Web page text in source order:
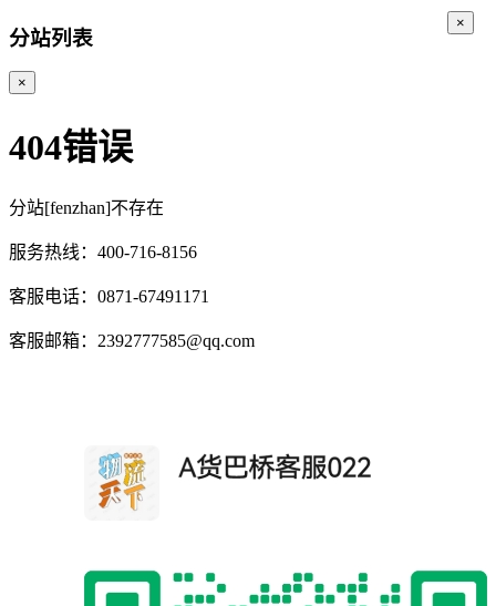
分站列表
×
404错误
分站[fenzhan]不存在
服务热线：400-716-8156
客服电话：0871-67491171
客服邮箱：2392777585@qq.com
×